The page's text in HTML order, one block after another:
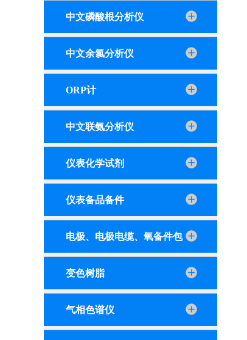
中文磷酸根分析仪
中文余氯分析仪
ORP计
中文联氨分析仪
仪表化学试剂
仪表备品备件
电极、电极电缆、氧备件包
变色树脂
气相色谱仪